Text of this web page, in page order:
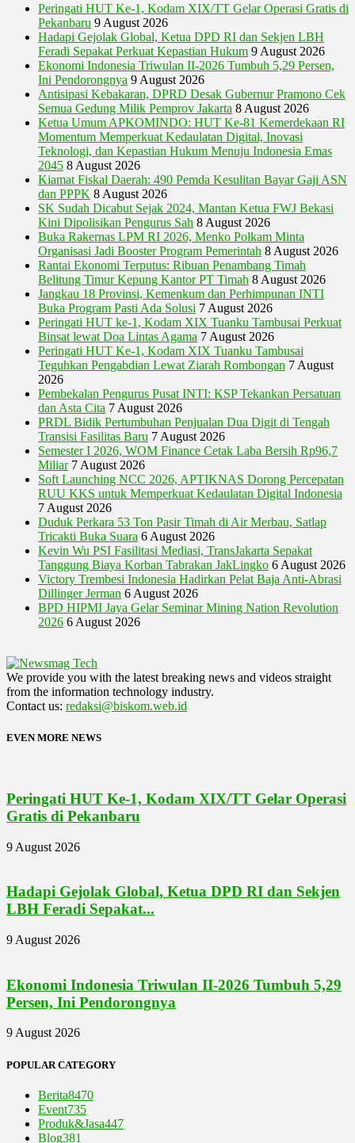
Peringati HUT Ke-1, Kodam XIX/TT Gelar Operasi Gratis di
Pekanbaru 9 August 2026
Hadapi Gejolak Global, Ketua DPD RI dan Sekjen LBH
Feradi Sepakat Perkuat Kepastian Hukum 9 August 2026
Ekonomi Indonesia Triwulan II-2026 Tumbuh 5,29 Persen,
Ini Pendorongnya 9 August 2026
Antisipasi Kebakaran, DPRD Desak Gubernur Pramono Cek
Semua Gedung Milik Pemprov Jakarta 8 August 2026
Ketua Umum APKOMINDO: HUT Ke-81 Kemerdekaan RI
Momentum Memperkuat Kedaulatan Digital, Inovasi
Teknologi, dan Kepastian Hukum Menuju Indonesia Emas
2045 8 August 2026
Kiamat Fiskal Daerah: 490 Pemda Kesulitan Bayar Gaji ASN
dan PPPK 8 August 2026
SK Sudah Dicabut Sejak 2024, Mantan Ketua FWJ Bekasi
Kini Dipolisikan Pengurus Sah 8 August 2026
Buka Rakernas LPM RI 2026, Menko Polkam Minta
Organisasi Jadi Booster Program Pemerintah 8 August 2026
Rantai Ekonomi Terputus: Ribuan Penambang Timah
Belitung Timur Kepung Kantor PT Timah 8 August 2026
Jangkau 18 Provinsi, Kemenkum dan Perhimpunan INTI
Buka Program Pasti Ada Solusi 7 August 2026
Peringati HUT ke-1, Kodam XIX Tuanku Tambusai Perkuat
Binsat lewat Doa Lintas Agama 7 August 2026
Peringati HUT Ke-1, Kodam XIX Tuanku Tambusai
Teguhkan Pengabdian Lewat Ziarah Rombongan 7 August
2026
Pembekalan Pengurus Pusat INTI: KSP Tekankan Persatuan
dan Asta Cita 7 August 2026
PRDL Bidik Pertumbuhan Penjualan Dua Digit di Tengah
Transisi Fasilitas Baru 7 August 2026
Semester I 2026, WOM Finance Cetak Laba Bersih Rp96,7
Miliar 7 August 2026
Soft Launching NCC 2026, APTIKNAS Dorong Percepatan
RUU KKS untuk Memperkuat Kedaulatan Digital Indonesia
7 August 2026
Duduk Perkara 53 Ton Pasir Timah di Air Merbau, Satlap
Tricakti Buka Suara 6 August 2026
Kevin Wu PSI Fasilitasi Mediasi, TransJakarta Sepakat
Tanggung Biaya Korban Tabrakan JakLingko 6 August 2026
Victory Trembesi Indonesia Hadirkan Pelat Baja Anti-Abrasi
Dillinger Jerman 6 August 2026
BPD HIPMI Jaya Gelar Seminar Mining Nation Revolution
2026 6 August 2026
We provide you with the latest breaking news and videos straight
from the information technology industry.
Contact us: redaksi@biskom.web.id
EVEN MORE NEWS
Peringati HUT Ke-1, Kodam XIX/TT Gelar Operasi
Gratis di Pekanbaru
9 August 2026
Hadapi Gejolak Global, Ketua DPD RI dan Sekjen
LBH Feradi Sepakat...
9 August 2026
Ekonomi Indonesia Triwulan II-2026 Tumbuh 5,29
Persen, Ini Pendorongnya
9 August 2026
POPULAR CATEGORY
Berita8470
Event735
Produk&Jasa447
Blog381